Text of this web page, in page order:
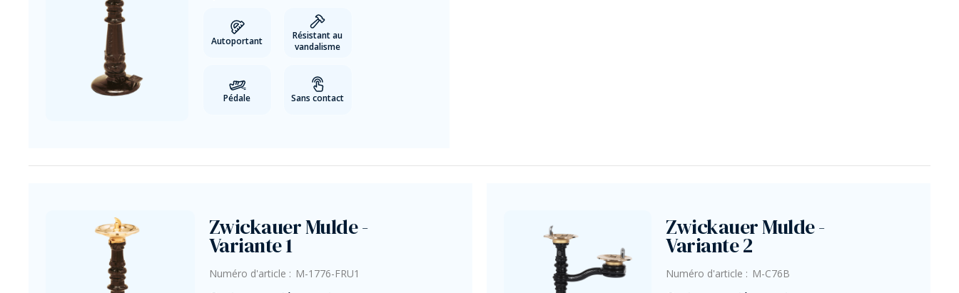
Autoportant
Résistant au
vandalisme
Pédale Sans contact
Zwickauer Mulde -
Variante 1
Numéro d'article : M-1776-FRU1
Zwickauer Mulde -
Variante 2
Numéro d'article : M-C76B